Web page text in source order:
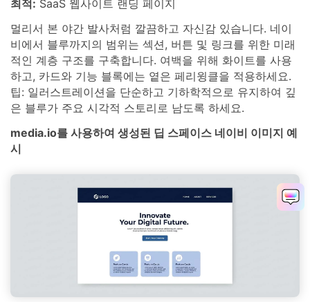
최적: SaaS 웹사이트 랜딩 페이지
멀리서 본 야간 발사처럼 깔끔하고 자신감 있습니다. 네이
비에서 블루까지의 범위는 섹션, 버튼 및 링크를 위한 미래
적인 계층 구조를 구축합니다. 여백을 위해 화이트를 사용
하고, 카드와 기능 블록에는 옅은 페리윙클을 적용하세요.
팁: 일러스트레이션을 단순하고 기하학적으로 유지하여 깊
은 블루가 주요 시각적 스토리로 남도록 하세요.
media.io를 사용하여 생성된 딥 스페이스 네이비 이미지 예
시